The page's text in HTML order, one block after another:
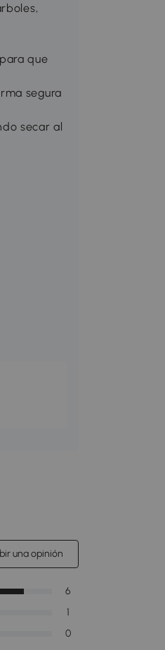
que
segura
secar al
una opinión
0
1
6